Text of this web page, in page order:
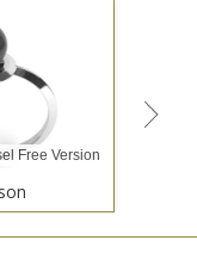
Free Version